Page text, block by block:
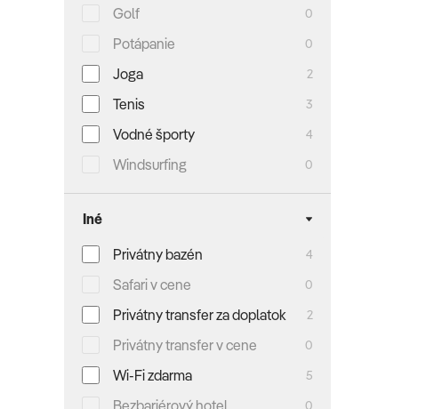
Golf 0
Potápanie 0
Joga 2
Tenis 3
Vodné športy 4
Windsurfing 0
Iné
Privátny bazén
4
Safari v cene 0
Privátny transfer za doplatok 2
Privátny transfer v cene 0
Wi-Fi zdarma 5
Bezbariérový hotel 0